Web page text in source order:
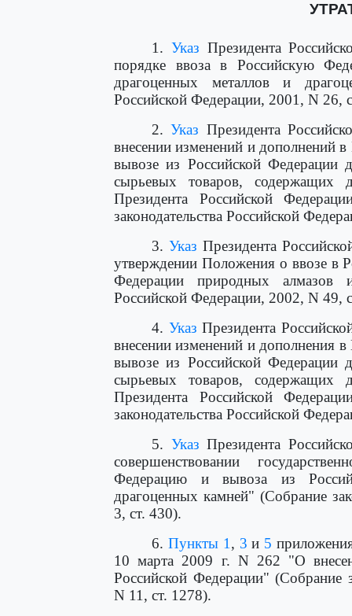
1. Указ Президента
порядке ввоза в Российскую
драгоценных металлов и
Российской Федерации, 2001, N 26,
2.Указ Президента
внесении изменений и дополнений
вывозе из Российской Федерации
сырьевых товаров, содержащих
Президента Российской
законодательства Российской
3. Указ Президента
утверждении Положения о ввозе в
Федерации природных алмазов и
Российской Федерации, 2002, N 49,
4. Указ Президента
внесении изменений и дополнения
вывозе из Российской Федерации
сырьевых товаров, содержащих
Президента Российской
законодательства Российской
5. Указ Президента
совершенствовании
Федерацию и вывоза из
драгоценных камней" (Собрание
3, ст. 430).
6. Пункты 1 , 3 и 5
10 марта 2009 г. N 262 "О
Российской Федерации" (Собрание
N 11, ст. 1278).